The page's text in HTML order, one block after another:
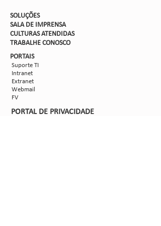
SOLUÇÕES
SALA DE IMPRENSA
CULTURAS ATENDIDAS
TRABALHE CONOSCO
PORTAIS
Suporte TI
Intranet
Extranet
Webmail
FV
PORTAL DE PRIVACIDADE